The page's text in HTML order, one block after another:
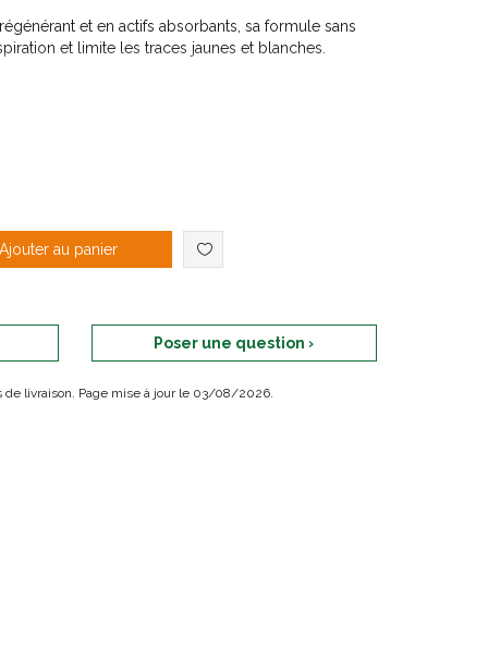
et en actifs absorbants, sa formule sans
et limite les traces jaunes et blanches.
au panier
Poser une question ›
de livraison. Page mise à jour le 03/08/2026.